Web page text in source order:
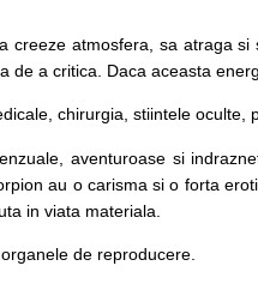
creeze atmosfera, sa atraga
de a critica. Daca aceasta
chirurgia, stiintele oculte,
aventuroase si
au o carisma si o forta
in viata materiala.
de reproducere.